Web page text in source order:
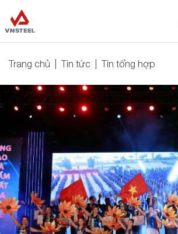
Trang chủ Tin tức Tin tổng hợp